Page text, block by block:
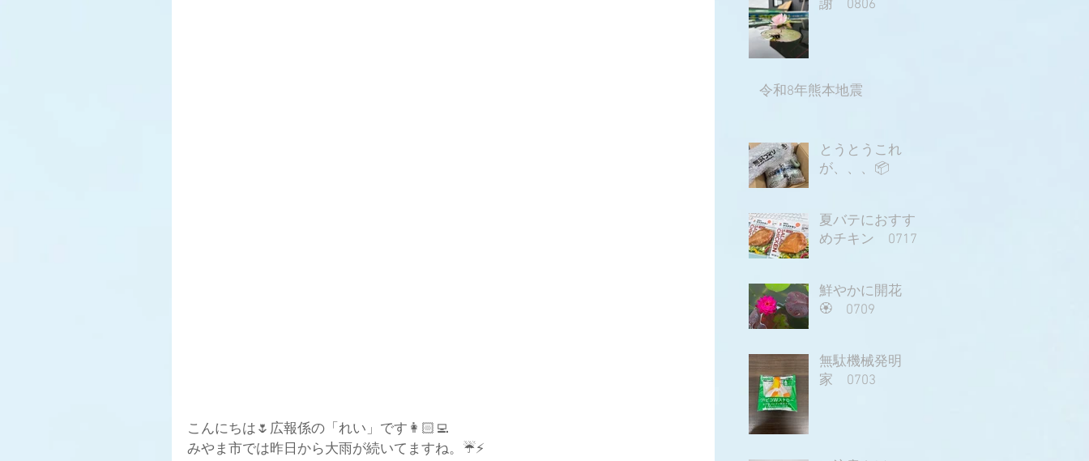
こんにちは🌷広報係の「れい」です👩🏻‍💻
みやま市では昨日から大雨が続いてますね。☔️⚡️
謝 0806
令和8年熊本地震
とうとうこれ
が、、、📦
夏バテにおすす
めチキン 0717
鮮やかに開花
🏵️ 0709
無駄機械発明
家 0703